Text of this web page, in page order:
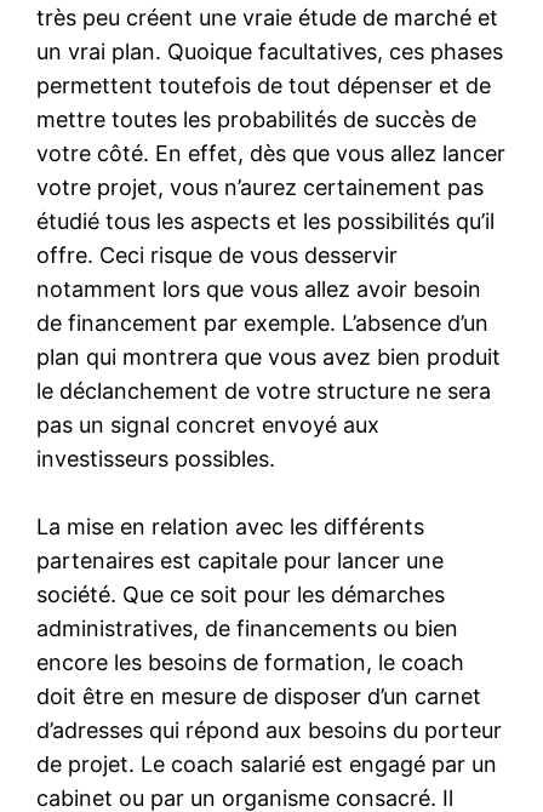
très peu créent une vraie étude de marché et
un vrai plan. Quoique facultatives, ces phases
permettent toutefois de tout dépenser et de
mettre toutes les probabilités de succès de
votre côté. En effet, dès que vous allez lancer
votre projet, vous n’aurez certainement pas
étudié tous les aspects et les possibilités qu’il
offre. Ceci risque de vous desservir
notamment lors que vous allez avoir besoin
de financement par exemple. L’absence d’un
plan qui montrera que vous avez bien produit
le déclanchement de votre structure ne sera
pas un signal concret envoyé aux
investisseurs possibles.
La mise en relation avec les différents
partenaires est capitale pour lancer une
société. Que ce soit pour les démarches
administratives, de financements ou bien
encore les besoins de formation, le coach
doit être en mesure de disposer d’un carnet
d’adresses qui répond aux besoins du porteur
de projet. Le coach salarié est engagé par un
cabinet ou par un organisme consacré. Il